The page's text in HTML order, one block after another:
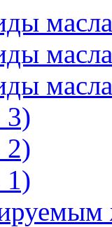
3)
2)
1)